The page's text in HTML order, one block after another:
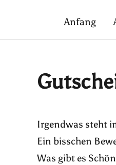
Anfang
Irgendwas steht
Ein bisschen
Was gibt es